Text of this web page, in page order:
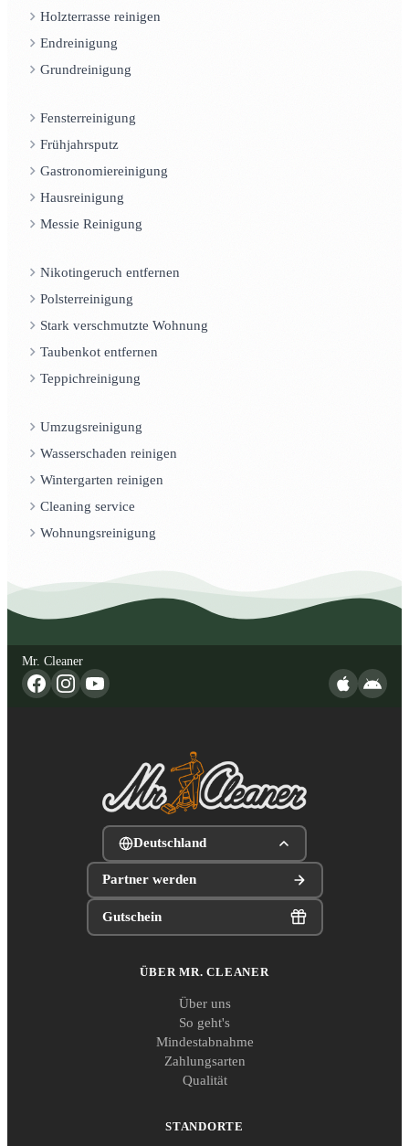
Holzterrasse reinigen
Endreinigung
Grundreinigung
Fensterreinigung
Frühjahrsputz
Gastronomiereinigung
Hausreinigung
Messie Reinigung
Nikotingeruch entfernen
Polsterreinigung
Stark verschmutzte Wohnung
Taubenkot entfernen
Teppichreinigung
Umzugsreinigung
Wasserschaden reinigen
Wintergarten reinigen
Cleaning service
Wohnungsreinigung
Mr. Cleaner
Deutschland
Partner werden
Gutschein
ÜBER MR. CLEANER
Über uns
So geht's
Mindestabnahme
Zahlungsarten
Qualität
STANDORTE